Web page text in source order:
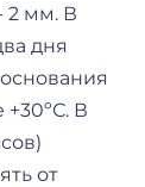
2 мм. В
дня
В
от